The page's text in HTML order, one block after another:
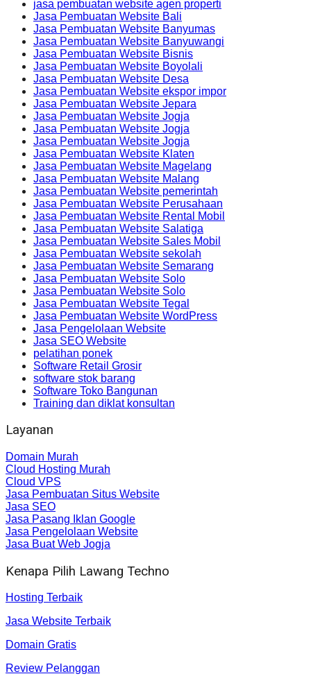
jasa pembuatan website agen properti
Jasa Pembuatan Website Bali
Jasa Pembuatan Website Banyumas
Jasa Pembuatan Website Banyuwangi
Jasa Pembuatan Website Bisnis
Jasa Pembuatan Website Boyolali
Jasa Pembuatan Website Desa
Jasa Pembuatan Website ekspor impor
Jasa Pembuatan Website Jepara
Jasa Pembuatan Website Jogja
Jasa Pembuatan Website Jogja
Jasa Pembuatan Website Jogja
Jasa Pembuatan Website Klaten
Jasa Pembuatan Website Magelang
Jasa Pembuatan Website Malang
Jasa Pembuatan Website pemerintah
Jasa Pembuatan Website Perusahaan
Jasa Pembuatan Website Rental Mobil
Jasa Pembuatan Website Salatiga
Jasa Pembuatan Website Sales Mobil
Jasa Pembuatan Website sekolah
Jasa Pembuatan Website Semarang
Jasa Pembuatan Website Solo
Jasa Pembuatan Website Solo
Jasa Pembuatan Website Tegal
Jasa Pembuatan Website WordPress
Jasa Pengelolaan Website
Jasa SEO Website
pelatihan ponek
Software Retail Grosir
software stok barang
Software Toko Bangunan
Training dan diklat konsultan
Layanan
Domain Murah
Cloud Hosting Murah
Cloud VPS
Jasa Pembuatan Situs Website
Jasa SEO
Jasa Pasang Iklan Google
Jasa Pengelolaan Website
Jasa Buat Web Jogja
Kenapa Pilih Lawang Techno
Hosting Terbaik
Jasa Website Terbaik
Domain Gratis
Review Pelanggan